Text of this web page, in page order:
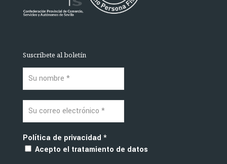
Suscríbete al boletín
Política de privacidad *
Acepto el tratamiento de datos